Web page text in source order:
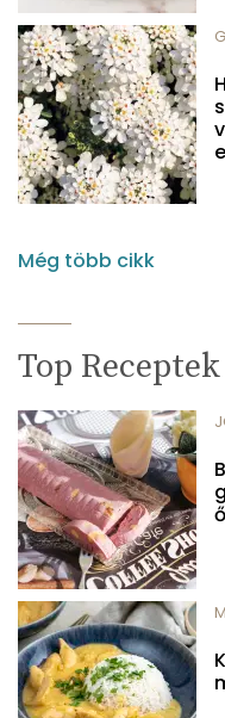
Még több cikk
Top Receptek